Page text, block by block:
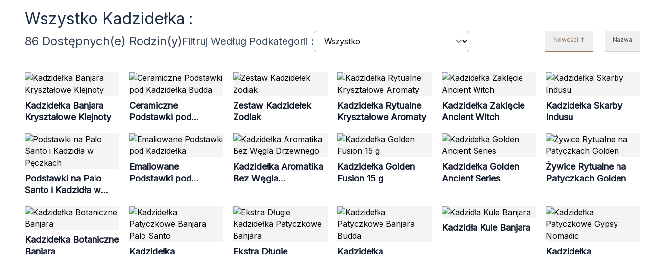
Wszystko Kadzidełka :
86 Dostępnych(e) Rodzin(y)Filtruj Według Podkategorii : Nowości ↑ Nazwa
Kadzidełka Banjara
Kryształowe Klejnoty
Ceramiczne
Podstawki pod
Zestaw Kadzidełek
Zodiak
Kadzidełka Rytualne
Kryształowe Aromaty
Kadzidełka Zaklęcie
Ancient Witch
Kadzidełka Skarby
Indusu
Podstawki na Palo
Santo i Kadzidła w
Emaliowane
Podstawki pod
Kadzidełka Aromatika
Bez Węgla
Kadzidełka Golden
Fusion 15 g
Kadzidełka Golden
Ancient Series
Żywice Rytualne na
Patyczkach Golden
Kadzidełka Botaniczne
Banjara
Kadzidełka Ekstra Długie Kadzidełka
Kadzidła Kule Banjara
Kadzidełka